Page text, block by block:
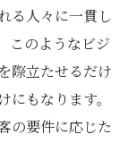
る人々に一貫し
このようなビジ
際立たせるだけ
もなります。
の要件に応じた